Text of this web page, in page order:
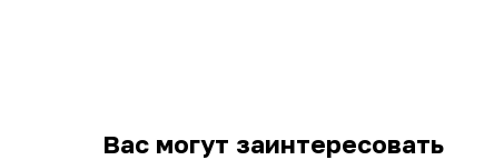
Вас могут заинтересовать